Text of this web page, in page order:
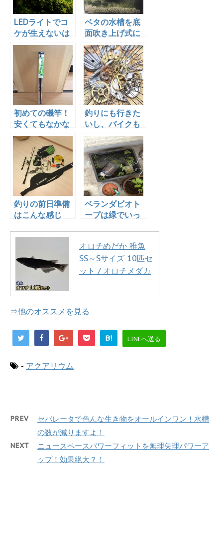
LEDライトでコ
ケが生えないは
噓？！クリア
LED６００で実
際に試してみ
た！
ベタの水槽を底
面吹き上げ式に
した結果
初めての磯竿！
安くてもなかな
か良さそうな感
じです
釣りにも行きた
いし、バイクも
乗りたい！
釣りの前日準備
はこんな感じ
ベランダビオト
ープは緑でいっ
ぱい！
オロチめだか 稚魚
SS～Sサイズ 10匹セ
ット / オロチメダカ
⇒他のオススメを見る
B! LINEへ送る
- アクアリウム
PREV
セパレータで色んな生き物をオールインワン！水槽
の数が減りますよ！
NEXT
ニュースペースパワーフィットを無理矢理パワーア
ップ！効果絶大？！